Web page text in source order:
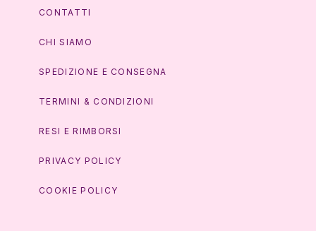
CONTATTI
CHI SIAMO
SPEDIZIONE E CONSEGNA
TERMINI & CONDIZIONI
RESI E RIMBORSI
PRIVACY POLICY
COOKIE POLICY